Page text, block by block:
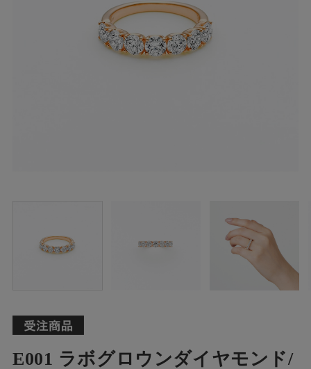
E001 ラボグロウンダイヤモンド/